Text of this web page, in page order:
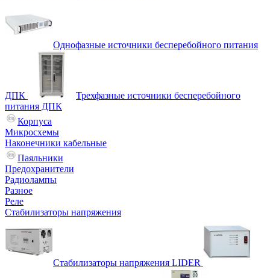
Однофазные источники бесперебойного питания
ДПК
Трехфазные источники бесперебойного
питания ДПК
Корпуса
Микросхемы
Наконечники кабельные
Паяльники
Предохранители
Радиолампы
Разное
Реле
Стабилизаторы напряжения
Стабилизаторы напряжения LIDER